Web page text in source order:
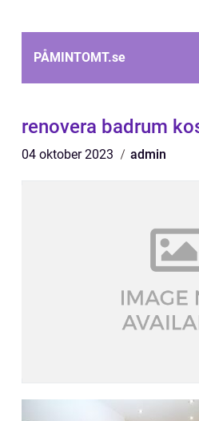
PÅMINTOMT.se
renovera badrum
04 oktober 2023 admin